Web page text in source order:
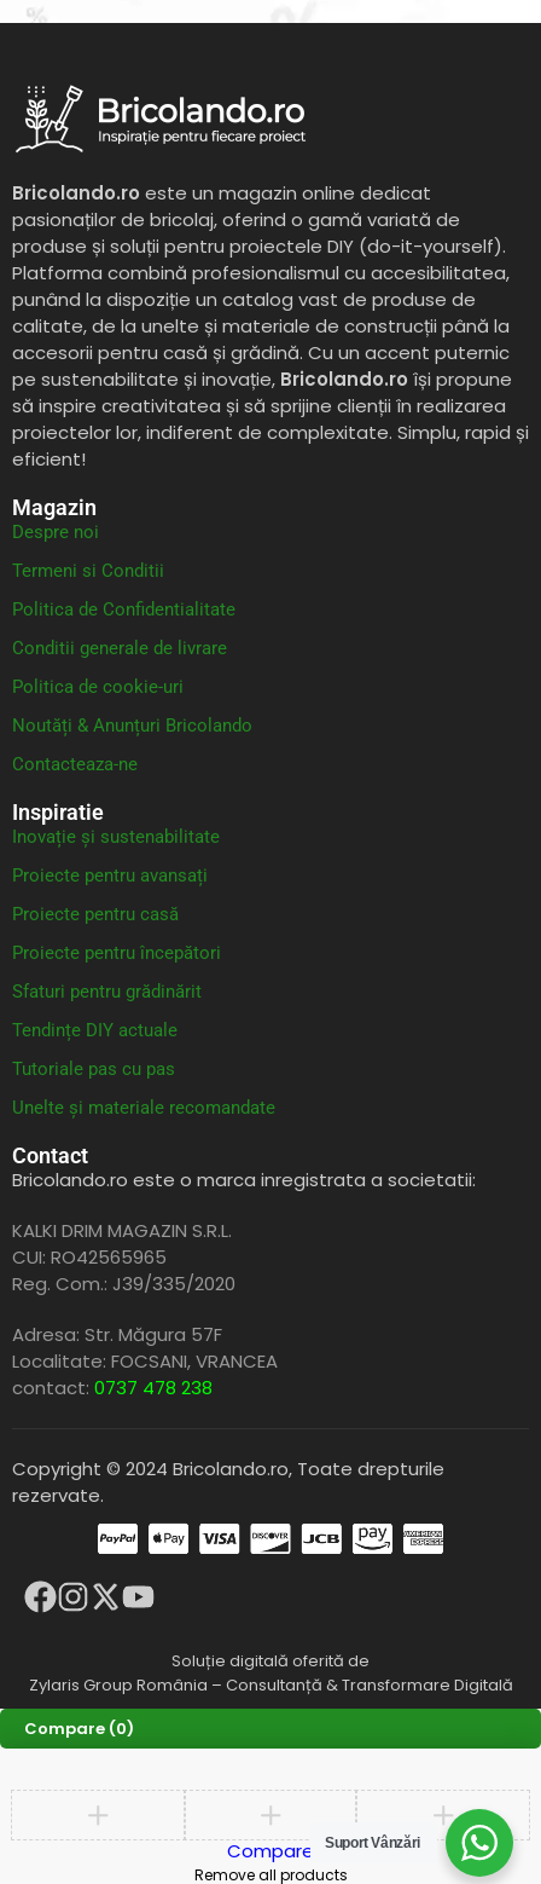
Bricolando.ro este un magazin online dedicat
pasionaților de bricolaj, oferind o gamă variată de
produse și soluții pentru proiectele DIY (do-it-yourself).
Platforma combină profesionalismul cu accesibilitatea,
punând la dispoziție un catalog vast de produse de
calitate, de la unelte și materiale de construcții până la
accesorii pentru casă și grădină. Cu un accent puternic
pe sustenabilitate și inovație, Bricolando.ro își propune
să inspire creativitatea și să sprijine clienții în realizarea
proiectelor lor, indiferent de complexitate. Simplu, rapid și
eficient!
Magazin
Despre noi
Termeni si Conditii
Politica de Confidentialitate
Conditii generale de livrare
Politica de cookie-uri
Noutăți & Anunțuri Bricolando
Contacteaza-ne
Inspiratie
Inovație și sustenabilitate
Proiecte pentru avansați
Proiecte pentru casă
Proiecte pentru începători
Sfaturi pentru grădinărit
Tendințe DIY actuale
Tutoriale pas cu pas
Unelte și materiale recomandate
Contact
Bricolando.ro este o marca inregistrata a societatii:
KALKI DRIM MAGAZIN S.R.L.
CUI: RO42565965
Reg. Com.: J39/335/2020
Adresa: Str. Măgura 57F
Localitate: FOCSANI,VRANCEA
contact: 0737 478 238
Copyright © 2024 Bricolando.ro, Toate drepturile
rezervate.
Soluție digitală oferită de
Zylaris Group România – Consultanță & Transformare Digitală
Suport Vânzări
Compare (0)
Compare
Remove all products